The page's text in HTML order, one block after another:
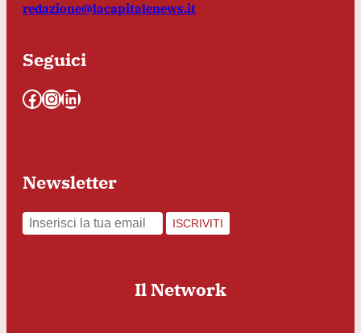
redazione@lacapitalenews.it
Seguici
Facebook InstagramLinkedIn
Newsletter
ISCRIVITI
Il Network